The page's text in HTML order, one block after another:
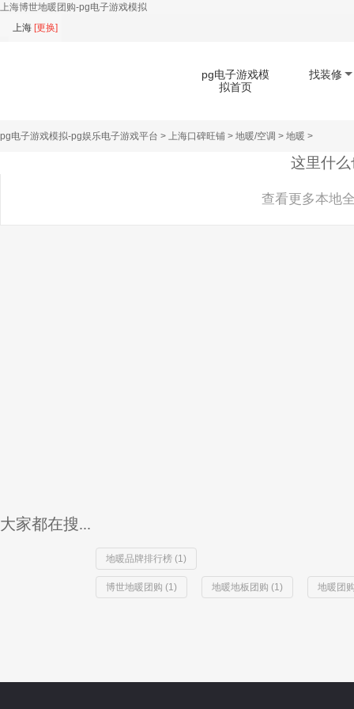
上海博世地暖团购-pg电子游戏模拟
上海 [更换]
pg电子游戏模
拟首页
找装修
扫码下载app
pg电子游戏模拟-pg娱乐电子游戏平台 > 上海口碑旺铺 > 地暖/空调 > 地暖 >
这里什
查看更多本地
大家都在搜...
地暖品牌排行榜 (1)
博世地暖团购 (1) 地暖地板团购 (1) 地暖团